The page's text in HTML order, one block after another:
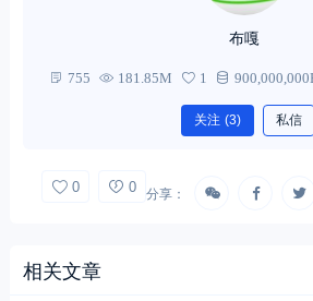
布嘎
755 181.85M 1
关注 (3) 私信
0 0 分享：
相关文章